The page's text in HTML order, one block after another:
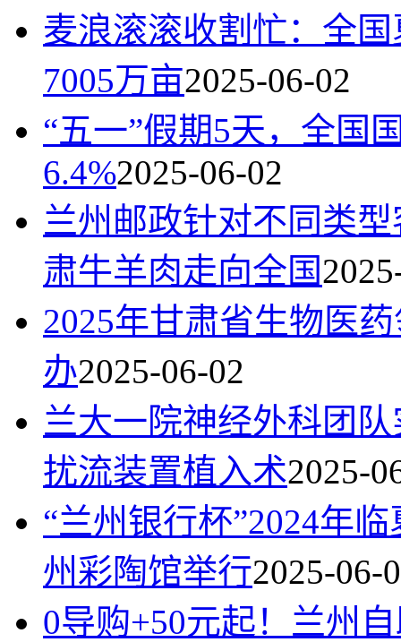
麦浪滚滚收割忙：全
7005万亩2025-06-02
“五一”假期5天，全国
6.4%2025-06-02
兰州邮政针对不同类
肃牛羊肉走向全国
2025年甘肃省生物医
办2025-06-02
兰大一院神经外科团
扰流装置植入术2025-
“兰州银行杯”2024年
州彩陶馆举行2025-06-
0导购+50元起！兰州